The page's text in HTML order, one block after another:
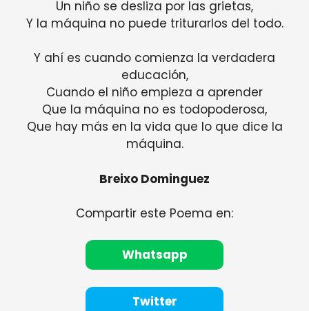
Un niño se desliza por las grietas,
Y la máquina no puede triturarlos del todo.
Y ahí es cuando comienza la verdadera
educación,
Cuando el niño empieza a aprender
Que la máquina no es todopoderosa,
Que hay más en la vida que lo que dice la
máquina.
Breixo Dominguez
Compartir este Poema en:
Whatsapp
Twitter